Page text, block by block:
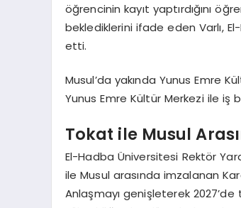
öğrencinin kayıt yaptırdığını
beklediklerini ifade eden Varlı,
etti.
Musul’da yakında Yunus Emre
Yunus Emre Kültür Merkezi ile iş
Tokat ile Musul
El-Hadba Üniversitesi Rektör
ile Musul arasında imzalanan
Anlaşmayı genişleterek